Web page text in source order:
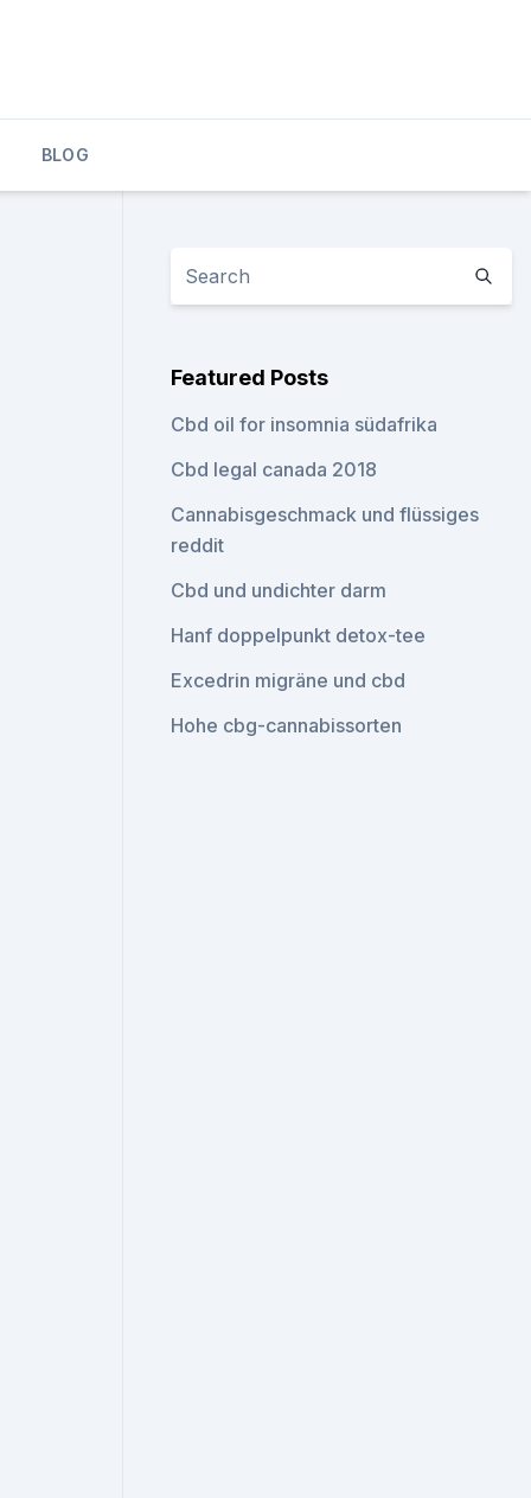
BLOG
Featured Posts
Cbd oil for insomnia südafrika
Cbd legal canada 2018
Cannabisgeschmack und flüssiges
reddit
Cbd und undichter darm
Hanf doppelpunkt detox-tee
Excedrin migräne und cbd
Hohe cbg-cannabissorten